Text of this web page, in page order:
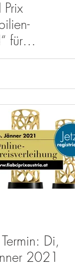
Prix
für
und
Di,
2021